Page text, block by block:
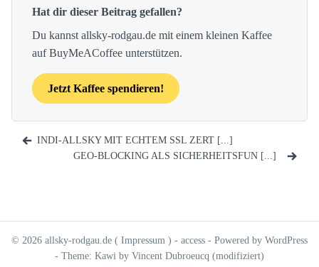
Hat dir dieser Beitrag gefallen?
Du kannst allsky-rodgau.de mit einem kleinen Kaffee
auf BuyMeACoffee unterstützen.
Jetzt Kaffee spendieren!
INDI-ALLSKY MIT ECHTEM SSL ZERT [...]
GEO-BLOCKING ALS SICHERHEITSFUN [...]
© 2026 allsky-rodgau.de ( Impressum ) - access - Powered by WordPress
- Theme: Kawi by Vincent Dubroeucq (modifiziert)